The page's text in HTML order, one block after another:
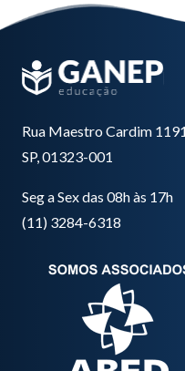
Rua Maestro Cardim
SP, 01323-001
Seg a Sex das 08h às 17h
(11) 3284-6318